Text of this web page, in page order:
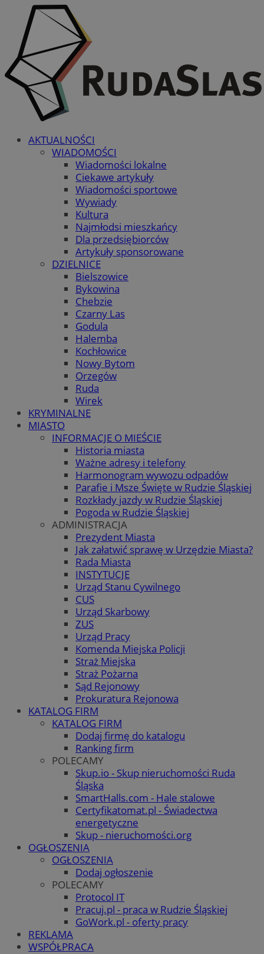
AKTUALNOŚCI
WIADOMOŚCI
Wiadomości lokalne
Ciekawe artykuły
Wiadomości sportowe
Wywiady
Kultura
Najmłodsi mieszkańcy
Dla przedsiębiorców
Artykuły sponsorowane
DZIELNICE
Bielszowice
Bykowina
Chebzie
Czarny Las
Godula
Halemba
Kochłowice
Nowy Bytom
Orzegów
Ruda
Wirek
KRYMINALNE
MIASTO
INFORMACJE O MIEŚCIE
Historia miasta
Ważne adresy i telefony
Harmonogram wywozu odpadów
Parafie i Msze Święte w Rudzie Śląskiej
Rozkłady jazdy w Rudzie Śląskiej
Pogoda w Rudzie Śląskiej
ADMINISTRACJA
Prezydent Miasta
Jak załatwić sprawę w Urzędzie Miasta?
Rada Miasta
INSTYTUCJE
Urząd Stanu Cywilnego
CUS
Urząd Skarbowy
ZUS
Urząd Pracy
Komenda Miejska Policji
Straż Miejska
Straż Pożarna
Sąd Rejonowy
Prokuratura Rejonowa
KATALOG FIRM
KATALOG FIRM
Dodaj firmę do katalogu
Ranking firm
POLECAMY
Skup.io - Skup nieruchomości Ruda
Śląska
SmartHalls.com - Hale stalowe
Certyfikatomat.pl - Świadectwa
energetyczne
Skup - nieruchomości.org
OGŁOSZENIA
OGŁOSZENIA
Dodaj ogłoszenie
POLECAMY
Protocol IT
Pracuj.pl - praca w Rudzie Śląskiej
GoWork.pl - oferty pracy
REKLAMA
WSPÓŁPRACA